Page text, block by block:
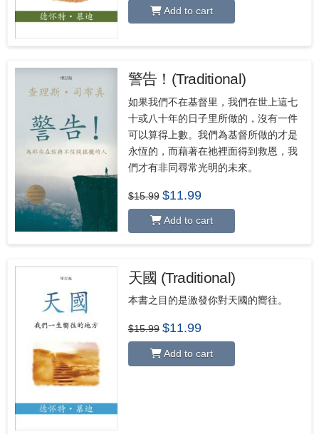
$15.99.
$11.99.
Add to cart
警告！(Traditional)
如果我們不在基督里，我們在世上這七
十或八十年的日子里所做的，沒有一件
可以算得上數。我們為基督所做的才是
永恆的，而藉著在祂裡面得到救恩，我
們才有非同尋常光明的未來。
$15.99 Original
price
$15.99.
$11.99Current
$11.99.
Add to cart
天國 (Traditional)
本書之目的是激發你對天國的嚮往。
$15.99 Original
price
$15.99.
$11.99Current
$11.99.
Add to cart